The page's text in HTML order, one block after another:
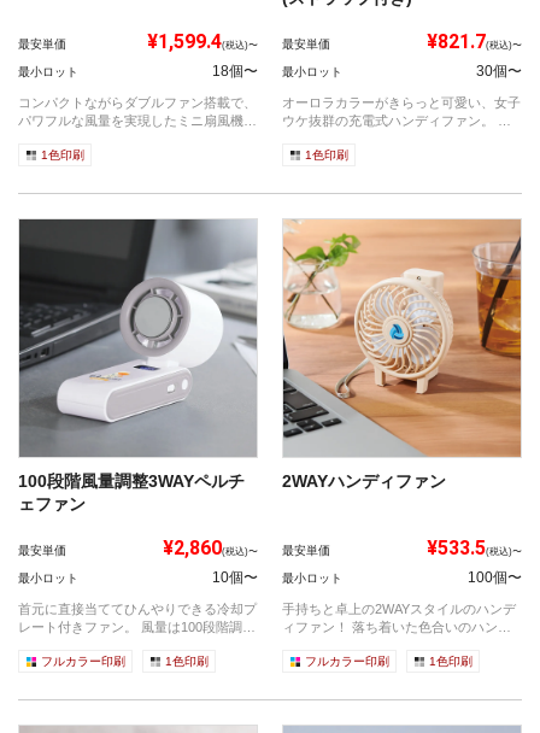
最安単価 ¥1,599.4(税込)〜
最小ロット 18個〜
コンパクトながらダブルファン搭載で、
パワフルな風量を実現したミニ扇風機。
1色印刷
最安単価 ¥821.7(税込)〜
最小ロット 30個〜
オーロラカラーがきらっと可愛い、女子
ウケ抜群の充電式ハンディファン。 コ
1色印刷
100段階風量調整3WAYペルチ
ェファン
最安単価 ¥2,860(税込)〜
最小ロット 10個〜
首元に直接当ててひんやりできる冷却プ
レート付きファン。 風量は100段階調
フルカラー印刷 1色印刷
2WAYハンディファン
最安単価 ¥533.5(税込)〜
最小ロット 100個〜
手持ちと卓上の2WAYスタイルのハンデ
ィファン！ 落ち着いた色合いのハンデ
フルカラー印刷 1色印刷